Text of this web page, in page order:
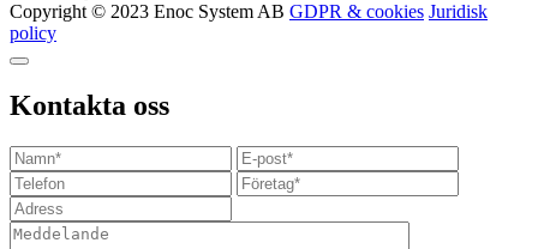
Copyright © 2023 Enoc System AB GDPR & cookies Juridisk
policy
Kontakta oss